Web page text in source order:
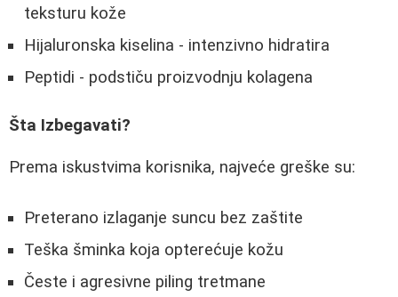
teksturu kože
Hijaluronska kiselina - intenzivno hidratira
Peptidi - podstiču proizvodnju kolagena
Šta Izbegavati?
Prema iskustvima korisnika, najveće greške su:
Preterano izlaganje suncu bez zaštite
Teška šminka koja opterećuje kožu
Česte i agresivne piling tretmane